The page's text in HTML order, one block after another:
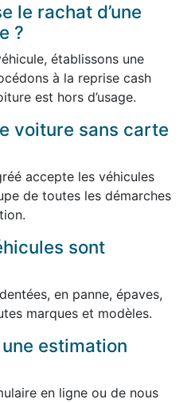
le rachat d’une
?
établissons une
à la reprise cash
est hors d’usage.
voiture sans carte
accepte les véhicules
de toutes les démarches
sont
en panne, épaves,
marques et modèles.
estimation
en ligne ou de nous